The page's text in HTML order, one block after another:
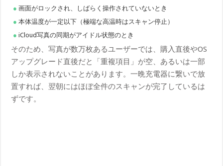
画面がロックされ、しばらく操作されていないとき
本体温度が一定以下（極端な高温時はスキャン停止）
iCloud写真の同期がアイドル状態のとき
そのため、写真が数万枚あるユーザーでは、購入直後やOS
アップグレード直後だと「重複項目」が空、あるいは一部
しか表示されないことがあります。一晩充電器に繋いで放
置すれば、翌朝にはほぼ全件のスキャンが完了しているは
ずです。